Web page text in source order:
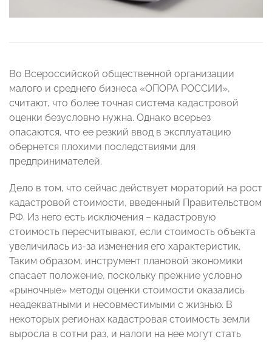
Во Всероссийской общественной организации
малого и среднего бизнеса «ОПОРА РОССИИ»,
считают, что более точная система кадастровой
оценки безусловно нужна. Однако всерьез
опасаются, что ее резкий ввод в эксплуатацию
обернется плохими последствиями для
предпринимателей.
Дело в том, что сейчас действует мораторий на рост
кадастровой стоимости, введенный Правительством
РФ. Из него есть исключения – кадастровую
стоимость пересчитывают, если стоимость объекта
увеличилась из-за изменения его характеристик.
Таким образом, инструмент плановой экономики
спасает положение, поскольку прежние условно
«рыночные» методы оценки стоимости оказались
неадекватными и несовместимыми с жизнью. В
некоторых регионах кадастровая стоимость земли
выросла в сотни раз, и налоги на нее могут стать